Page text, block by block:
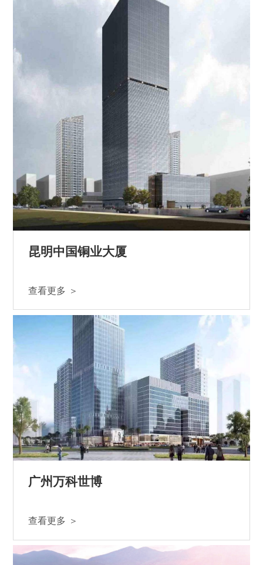
昆明中国铜业大厦
查看更多 ＞
广州万科世博
查看更多 ＞